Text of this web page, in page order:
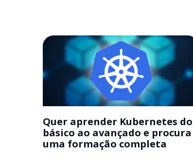
Quer aprender Kubernetes do
básico ao avançado e procura
uma formação completa